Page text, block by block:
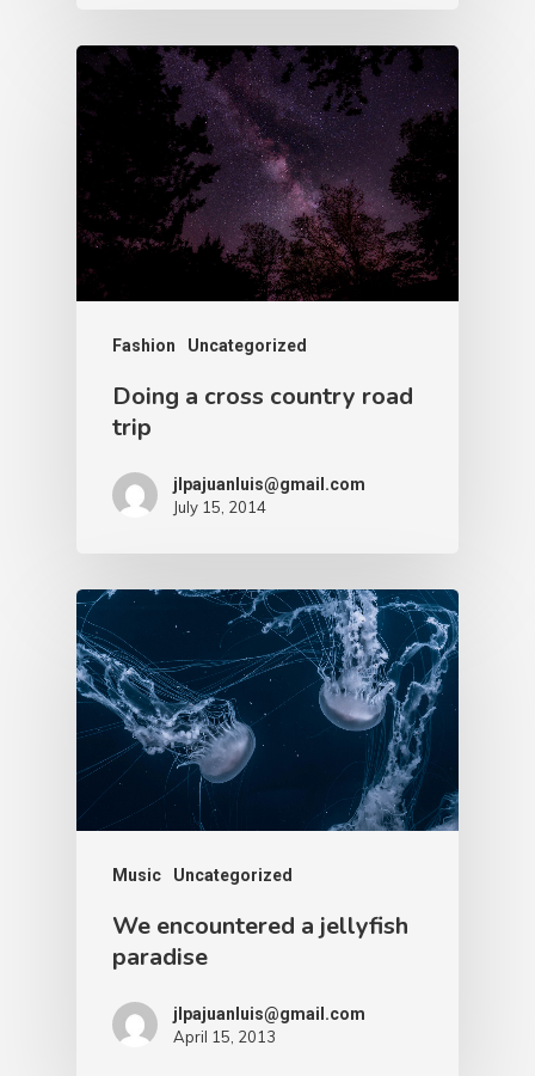
Fashion Uncategorized
Doing a cross country road
trip
jlpajuanluis@gmail.com
July 15, 2014
Music Uncategorized
We encountered a jellyfish
paradise
jlpajuanluis@gmail.com
April 15, 2013